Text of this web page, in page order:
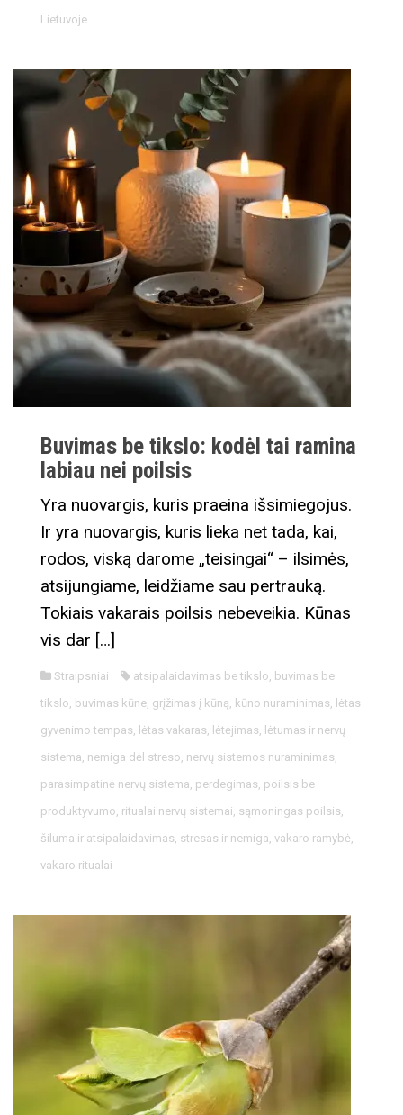
Lietuvoje
Buvimas be tikslo: kodėl tai ramina
labiau nei poilsis
Yra nuovargis, kuris praeina išsimiegojus.
Ir yra nuovargis, kuris lieka net tada, kai,
rodos, viską darome „teisingai“ – ilsimės,
atsijungiame, leidžiame sau pertrauką.
Tokiais vakarais poilsis nebeveikia. Kūnas
vis dar […]
Straipsniai atsipalaidavimas be tikslo, buvimas be
tikslo, buvimas kūne, grįžimas į kūną, kūno nuraminimas, lėtas
gyvenimo tempas, lėtas vakaras, lėtėjimas, lėtumas ir nervų
sistema, nemiga dėl streso, nervų sistemos nuraminimas,
parasimpatinė nervų sistema, perdegimas, poilsis be
produktyvumo, ritualai nervų sistemai, sąmoningas poilsis,
šiluma ir atsipalaidavimas, stresas ir nemiga, vakaro ramybė,
vakaro ritualai